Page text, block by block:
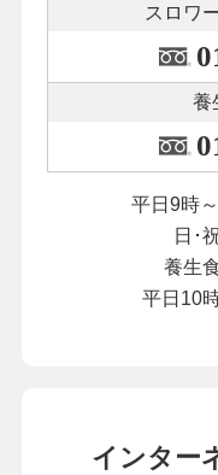
スロワ
養
平日9時
日･
養生
平日10
インター